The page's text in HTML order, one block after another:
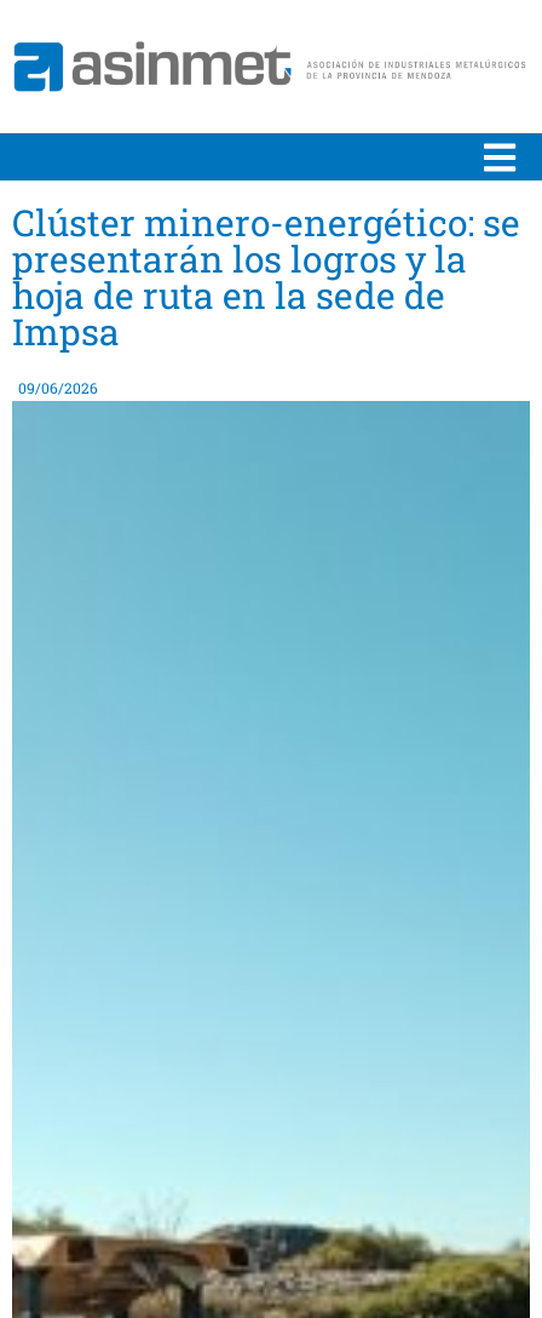
Clúster minero-energético: se
presentarán los logros y la
hoja de ruta en la sede de
Impsa
09/06/2026